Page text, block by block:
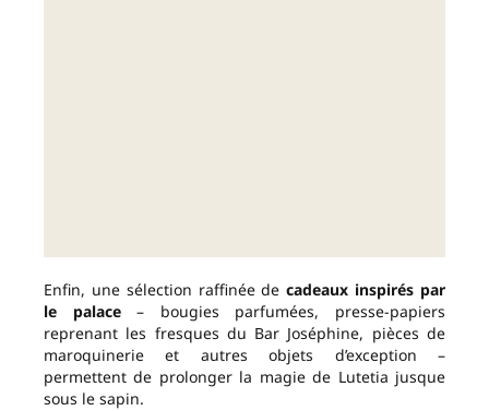
Enfin, une sélection raffinée decadeaux inspirés par
le palace– bougies parfumées, presse-papiers
reprenant les fresques du Bar Joséphine, pièces de
maroquinerie et autres objets d’exception –
permettent de prolonger la magie de Lutetia jusque
sous le sapin.